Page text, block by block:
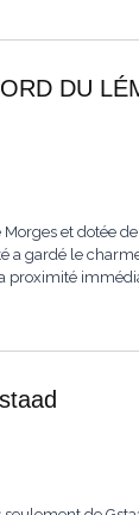
DU
et dotée
a gardé le